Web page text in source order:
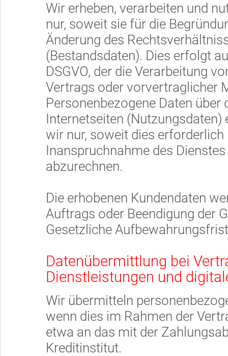
Wir erheben, verarbeiten und
nur, soweit sie für die
Änderung des
(Bestandsdaten). Dies erfolgt
DSGVO, der die Verarbeitung
Vertrags oder vorvertraglicher
Personenbezogene Daten
Internetseiten (Nutzungsdaten)
wir nur, soweit dies
Inanspruchnahme des
abzurechnen.
Die erhobenen Kundendaten
Auftrags oder Beendigung der
Gesetzliche
Datenübermittlung bei
Dienstleistungen und
Wir übermitteln
wenn dies im Rahmen der
etwa an das mit der
Kreditinstitut.